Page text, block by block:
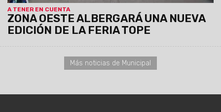
A TENER EN CUENTA
ZONA OESTE ALBERGARÁ UNA NUEVA
EDICIÓN DE LA FERIA TOPE
Más noticias de Municipal